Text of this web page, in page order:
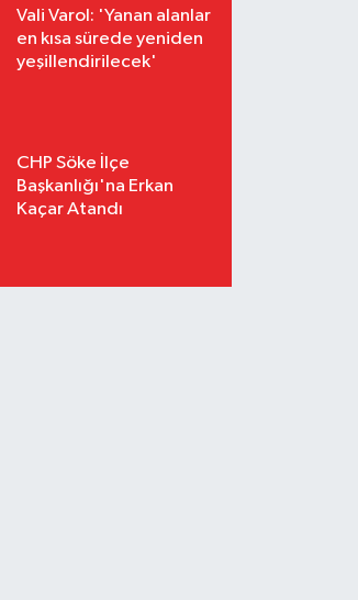
Vali Varol: 'Yanan alanlar
en kısa sürede yeniden
yeşillendirilecek'
CHP Söke İlçe
Başkanlığı'na Erkan
Kaçar Atandı